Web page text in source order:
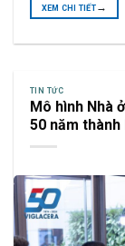
XEM CHI TIẾT →
TIN TỨC
Mô hình Nhà
50 năm thành